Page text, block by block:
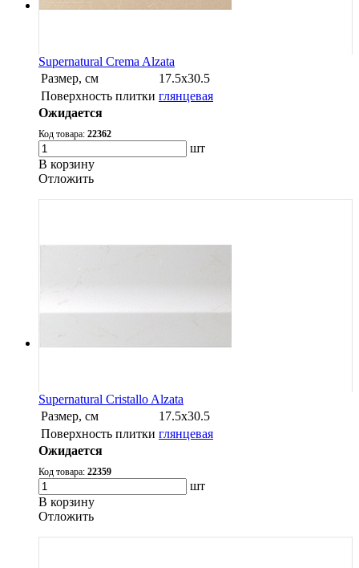
Supernatural Crema Alzata
Размер, см
17.5х30.5
Поверхность плитки глянцевая
Ожидается
Код товара: 22362
шт
В корзину
Oтложить
Supernatural Cristallo Alzata
Размер, см
17.5х30.5
Поверхность плитки глянцевая
Ожидается
Код товара: 22359
шт
В корзину
Oтложить